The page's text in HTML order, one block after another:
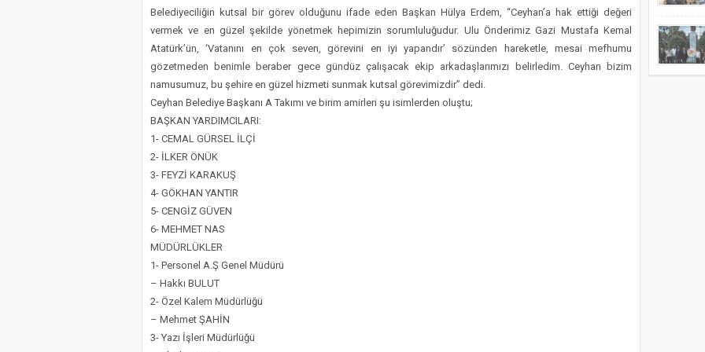
Belediyeciliğin kutsal bir görev olduğunu ifade eden Başkan Hülya Erdem, “Ceyhan’a hak ettiği değeri
vermek ve en güzel şekilde yönetmek hepimizin sorumluluğudur. Ulu Önderimiz Gazi Mustafa Kemal
Atatürk’ün, ‘Vatanını en çok seven, görevini en iyi yapandır’ sözünden hareketle, mesai mefhumu
gözetmeden benimle beraber gece gündüz çalışacak ekip arkadaşlarımızı belirledim. Ceyhan bizim
namusumuz, bu şehire en güzel hizmeti sunmak kutsal görevimizdir” dedi.
Ceyhan Belediye Başkanı A Takımı ve birim amirleri şu isimlerden oluştu;
BAŞKAN YARDIMCILARI:
1- CEMAL GÜRSEL İLÇİ
2- İLKER ÖNÜK
3- FEYZİ KARAKUŞ
4- GÖKHAN YANTIR
5- CENGİZ GÜVEN
6- MEHMET NAS
MÜDÜRLÜKLER
1- Personel A.Ş Genel Müdürü
– Hakkı BULUT
2- Özel Kalem Müdürlüğü
– Mehmet ŞAHİN
3- Yazı İşleri Müdürlüğü